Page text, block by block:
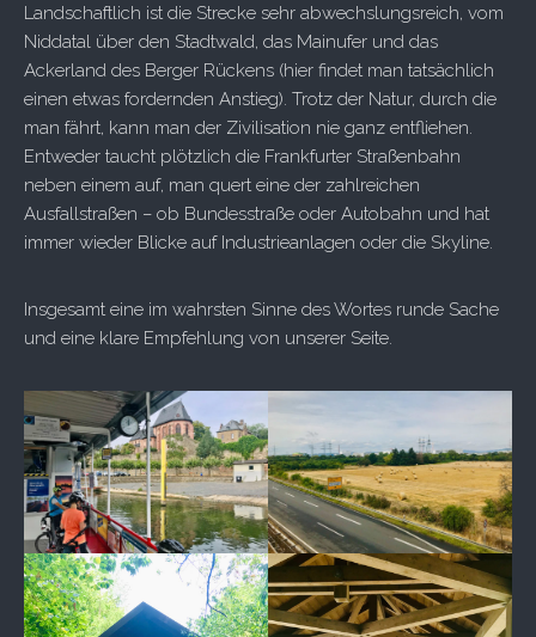
Landschaftlich ist die Strecke sehr abwechslungsreich, vom
Niddatal über den Stadtwald, das Mainufer und das
Ackerland des Berger Rückens (hier findet man tatsächlich
einen etwas fordernden Anstieg). Trotz der Natur, durch die
man fährt, kann man der Zivilisation nie ganz entfliehen.
Entweder taucht plötzlich die Frankfurter Straßenbahn
neben einem auf, man quert eine der zahlreichen
Ausfallstraßen – ob Bundesstraße oder Autobahn und hat
immer wieder Blicke auf Industrieanlagen oder die Skyline.
Insgesamt eine im wahrsten Sinne des Wortes runde Sache
und eine klare Empfehlung von unserer Seite.